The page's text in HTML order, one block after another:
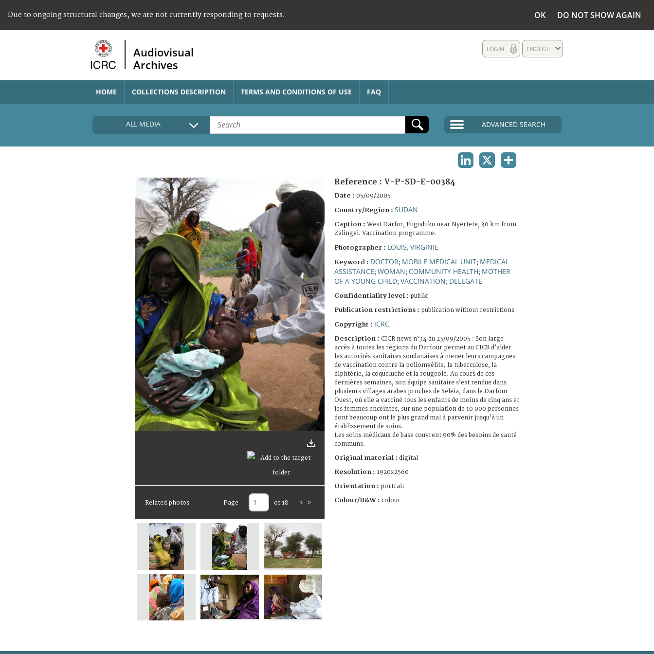
Due to ongoing structural changes, we are not currently responding to requests. OK DO NOT SHOW AGAIN
Audiovisual
Archives
ENGLISH
LOGIN
HOME COLLECTIONS DESCRIPTION TERMS AND CONDITIONS OF USE FAQ
ALL MEDIA ADVANCED SEARCH
Related photos Page of 18 < >
Reference : V-P-SD-E-00384
Date : 05/09/2005
Country/Region : SUDAN
Caption : West Darfur, Fuguduku near Nyertete, 30 km from
Zalingei. Vaccination programme.
Photographer : LOUIS, VIRGINIE
Keyword : DOCTOR; MOBILE MEDICAL UNIT; MEDICAL
ASSISTANCE; WOMAN; COMMUNITY HEALTH; MOTHER
OF A YOUNG CHILD; VACCINATION; DELEGATE
Confidentiality level : public
Publication restrictions : publication without restrictions
Copyright : ICRC
Description : CICR news n°34 du 23/09/2005 : Son large
accès à toutes les régions du Darfour permet au CICR d’aider
les autorités sanitaires soudanaises à mener leurs campagnes
de vaccination contre la poliomyélite, la tuberculose, la
diphtérie, la coqueluche et la rougeole. Au cours de ces
dernières semaines, son équipe sanitaire s’est rendue dans
plusieurs villages arabes proches de Seleia, dans le Darfour
Ouest, où elle a vacciné tous les enfants de moins de cinq ans et
les femmes enceintes, sur une population de 10 000 personnes
dont beaucoup ont le plus grand mal à parvenir jusqu’à un
établissement de soins.
Les soins médicaux de base couvrent 90% des besoins de santé
communs.
Original material : digital
Resolution : 1920x2560
Orientation : portrait
Colour/B&W : colour